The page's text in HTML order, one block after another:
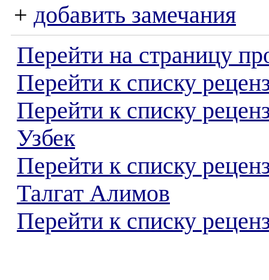
+ добавить замечания
Перейти на страницу
Перейти к списку
Перейти к списку
Узбек
Перейти к списку
Талгат Алимов
Перейти к списку